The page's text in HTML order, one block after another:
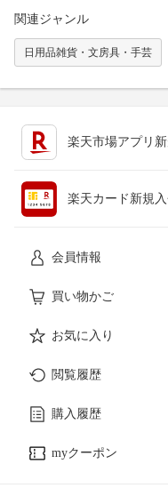
関連ジャンル
日用品雑貨・文房具・手芸
楽天市場アプリ
楽天カード新規
会員情報
買い物かご
お気に入り
閲覧履歴
購入履歴
myクーポン